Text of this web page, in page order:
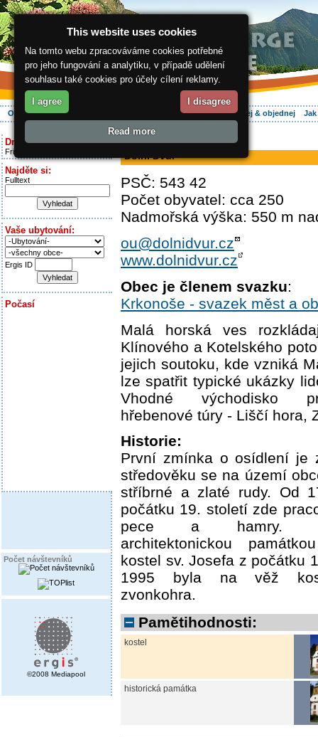
O regionu Aktivně Ubytování Hledej & objednej
Dnes je:
Friday 7.08.2026
Najděte si:
Fulltext
Vaše ubytování:
Ergis ID
Počasí
Počet návštevníků
©2008 Mediapool
ergis.cz > Dolní Dvůr
Dolní Dvůr
PSČ: 543 42
Počet obyvatel: cca 250
Nadmořská výška: 550 m
ou@dolnidvur.cz
www.dolnidvur.cz
Obec je členem svazku:
Krkonoše - svazek měst a
Malá horská ves
Klínového a Kotelského
jejich soutoku, kde vzniká
lze spatřit typické ukázky
Vhodné východisko
hřebenové túry - Liščí hora,
Historie:
První zmínka o osídlení je
středověku se na území
stříbrné a zlaté rudy. Od
počátku 19. století zde
pece a hamry.
architektonickou
kostel sv. Josefa z počátku
1995 byla na věž
zvonkohra.
Pamětihodnosti:
kostel
historická památka
This website uses cookies
Na tomto webu zpracováváme cookies potřebné
pro jeho fungování a analytiku, v případě udělení
souhlasu také cookies pro účely cílení reklamy.
I agree I disagree
Read more